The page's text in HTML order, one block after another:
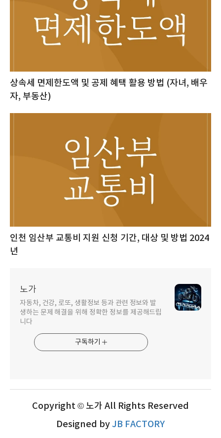
상속세 면제한도액 및 공제 혜택 활용 방법 (자녀, 배우
자, 부동산)
인천 임산부 교통비 지원 신청 기간, 대상 및 방법 2024
년
노가
자동차, 건강, 로또, 생활정보 등과 관련 정보와 발
생하는 문제 해결을 위해 정확한 정보를 제공해드립
니다
구독하기
Copyright © 노가 All Rights Reserved
Designed byJB FACTORY